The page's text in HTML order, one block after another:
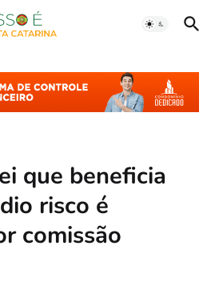
que beneficia
risco é
comissão